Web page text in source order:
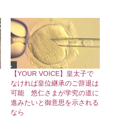
【YOUR VOICE】皇太子で
なければ皇位継承のご辞退は
可能 悠仁さまが学究の道に
進みたいと御意思を示される
なら